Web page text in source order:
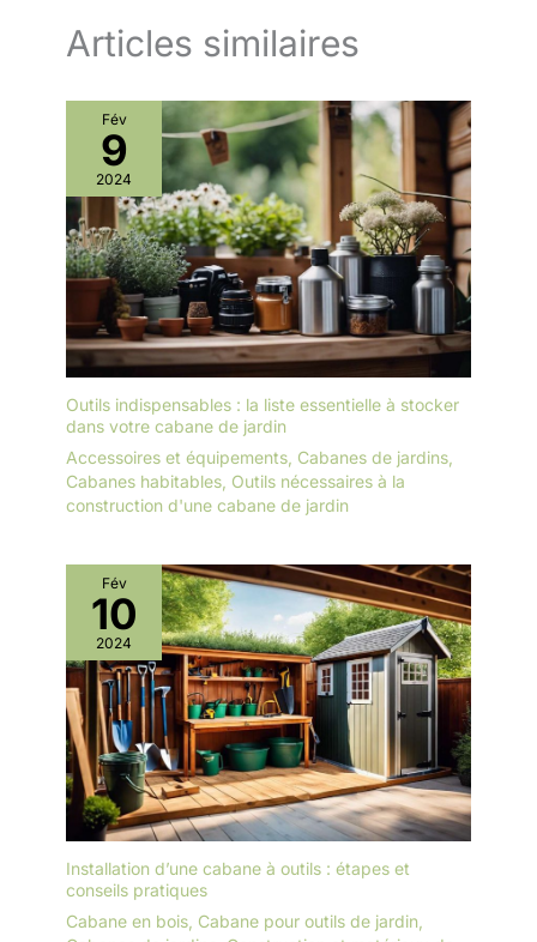
Articles similaires
Fév
9
2024
Outils indispensables : la liste essentielle à stocker
dans votre cabane de jardin
Accessoires et équipements Cabanes de jardins
Cabanes habitables Outils nécessaires à la
construction d'une cabane de jardin
Fév
10
2024
Installation d’une cabane à outils : étapes et
conseils pratiques
Cabane en bois Cabane pour outils de jardin